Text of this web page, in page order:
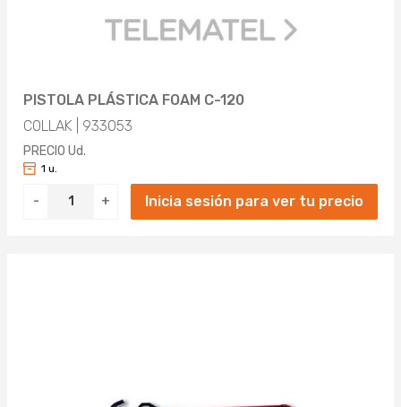
PISTOLA PLÁSTICA FOAM C-120
COLLAK | 933053
PRECIO Ud.
- +
1 u.
Inicia sesión para ver tu precio